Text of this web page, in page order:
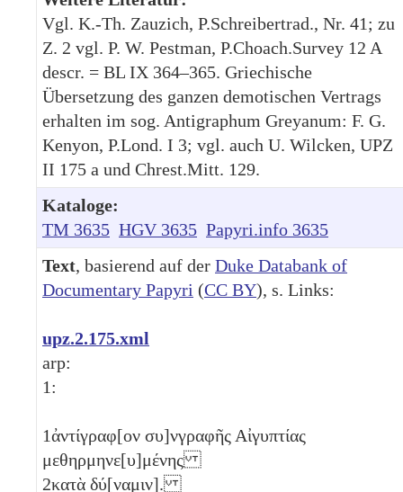
Vgl. K.-Th. Zauzich, P.Schreibertrad., Nr. 41; zu
Z. 2 vgl. P. W. Pestman, P.Choach.Survey 12 A
descr. = BL IX 364–365. Griechische
Übersetzung des ganzen demotischen Vertrags
erhalten im sog. Antigraphum Greyanum: F. G.
Kenyon, P.Lond. I 3; vgl. auch U. Wilcken, UPZ
II 175 a und Chrest.Mitt. 129.
Kataloge:
TM 3635 HGV 3635 Papyri.info 3635
Text, basierend auf der Duke Databank of
Documentary Papyri (CC BY), s. Links:
upz.2.175.xml
arp:
1:
1ἀντίγραφ[ον συ]νγραφῆς Αἰγυπτίας
μεθηρμηνε[υ]μένης
2κατὰ δύ[ναμιν].